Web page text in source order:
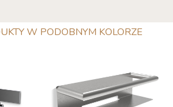
W PODOBNYM KOLORZE